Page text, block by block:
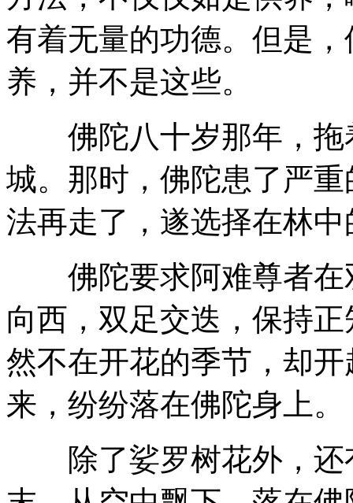
有着无量的功德。但是
养，并不是这些。
佛陀八十岁那年，拖
城。那时，佛陀患了严
法再走了，遂选择在林
佛陀要求阿难尊者在
向西，双足交迭，保持
然不在开花的季节，却
来，纷纷落在佛陀身上。
除了娑罗树花外，还